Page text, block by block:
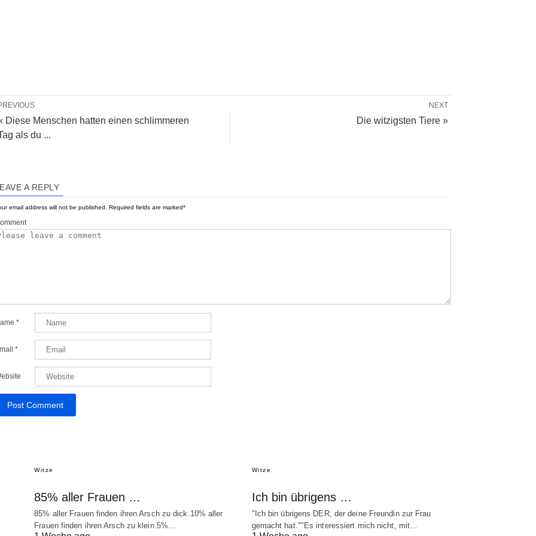
NEXT
Die witzigsten Tiere »
Diese Menschen hatten einen schlimmeren
als du ...
A REPLY
email address will not be published. Required fields are marked*
*
*
Witze
85% aller Frauen …
85% aller Frauen finden ihren Arsch zu dick.10% aller
Frauen finden ihren Arsch zu klein.5%…
Witze
Ich bin übrigens …
"Ich bin übrigens DER, der deine Freundin zur Frau
gemacht hat.""Es interessiert mich nicht, mit…